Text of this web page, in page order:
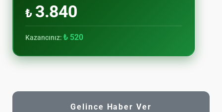
₺3.840
Kazancınız: ₺ 520
Gelince Haber Ver